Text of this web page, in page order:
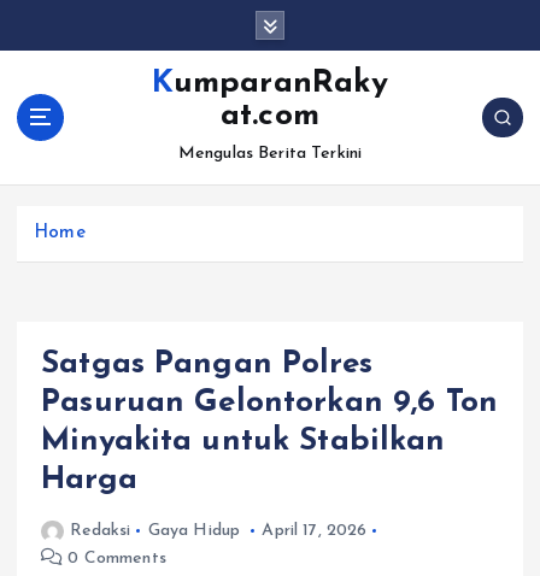
KumparanRaky
at.com
Mengulas Berita Terkini
Home
Satgas Pangan Polres
Pasuruan Gelontorkan 9,6 Ton
Minyakita untuk Stabilkan
Harga
Redaksi Gaya Hidup
April 17, 2026
0 Comments